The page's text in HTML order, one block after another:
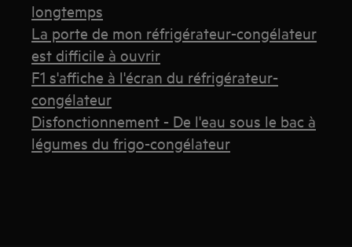
longtemps
La porte de mon réfrigérateur-congélateur
est difficile à ouvrir
F1 s'affiche à l'écran du réfrigérateur-
congélateur
Disfonctionnement - De l'eau sous le bac à
légumes du frigo-congélateur